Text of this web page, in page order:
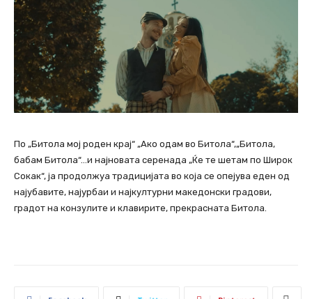
По „Битола мој роден крај“ „Ако одам во Битола“,„Битола,
бабам Битола“…и најновата серенада „Ќе те шетам по Широк
Сокак“, ја продолжуа традицијата во која се опејува еден од
најубавите, најурбаи и најкултурни македонски градови,
градот на конзулите и клавирите, прекрасната Битола.